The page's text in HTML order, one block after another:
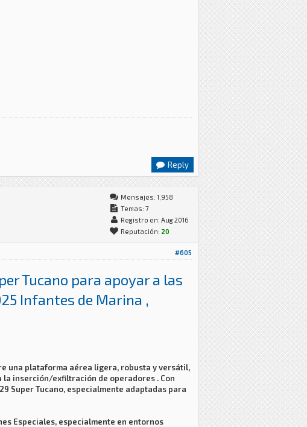
Reply
Mensajes: 1,958
Temas: 7
Registro en: Aug 2016
Reputación: 20
#605
Tucano para apoyar a las
Infantes de Marina ,
una plataforma aérea ligera, robusta y versátil,
la inserción/exfiltración de operadores . Con
Super Tucano, especialmente adaptadas para
Especiales, especialmente en entornos